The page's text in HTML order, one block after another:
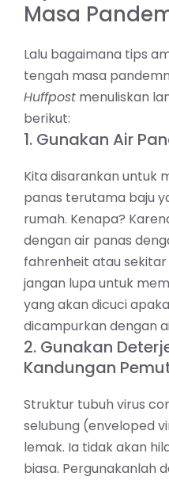
Masa
Lalu bagaimana tips
tengah masa
Huffpost menuliskan
berikut:
1. Gunakan Air
Kita disarankan untuk
panas terutama baju
rumah. Kenapa?
dengan air panas
fahrenheit atau sekitar
jangan lupa untuk
yang akan dicuci
dicampurkan dengan
2. Gunakan
Kandungan
Struktur tubuh virus
selubung (enveloped
lemak. Ia tidak akan
biasa. Pergunakanlah